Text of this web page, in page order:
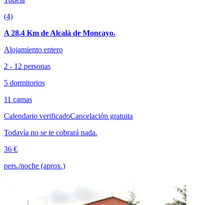
(4)
A 28.4 Km de Alcalá de Moncayo.
Alojamiento entero
2 - 12 personas
5 dormitorios
11 camas
Calendario verificadoCancelación gratuita
Todavía no se te cobrará nada.
36 €
pers./noche (aprox.)